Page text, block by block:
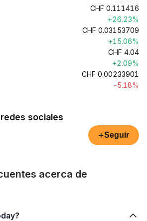
CHF 0.111416
+26.23%
CHF 0.03153709
+15.06%
CHF 4.04
+2.09%
CHF 0.00233901
-5.18%
sociales
+Seguir
acerca de
is today?